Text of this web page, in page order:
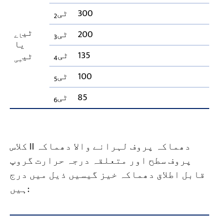
ٹیاے
یا
ٹیبی
ٹی2
300
ٹی3
200
ٹی4
135
ٹی5
100
ٹی6 85
کلاس II دھماکہ پروف لہرانے والا دھماکہ
پروف سطح اور متعلقہ درجہ حرارت گروپ
قابل اطلاق دھماکہ خیز گیسیں ذیل میں درج
ہیں: